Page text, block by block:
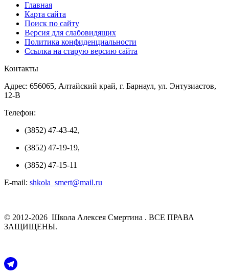
Главная
Карта сайта
Поиск по сайту
Версия для слабовидящих
Политика конфиденциальности
Ссылка на старую версию сайта
Контакты
Адрес: 656065, Алтайский край, г. Барнаул, ул. Энтузиастов,
12-В
Телефон:
(3852) 47-43-42,
(3852) 47-19-19,
(3852) 47-15-11
E-mail: shkola_smert@mail.ru
© 2012-2026 Школа Алексея Смертина . ВСЕ ПРАВА
ЗАЩИЩЕНЫ.